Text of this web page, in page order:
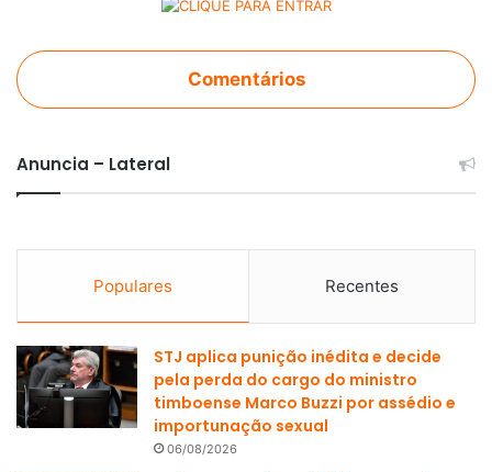
Comentários
Anuncia – Lateral
Populares Recentes
STJ aplica punição inédita e decide
pela perda do cargo do ministro
timboense Marco Buzzi por assédio e
importunação sexual
06/08/2026